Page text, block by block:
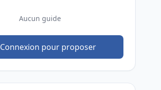
Aucun guide
Connexion pour proposer